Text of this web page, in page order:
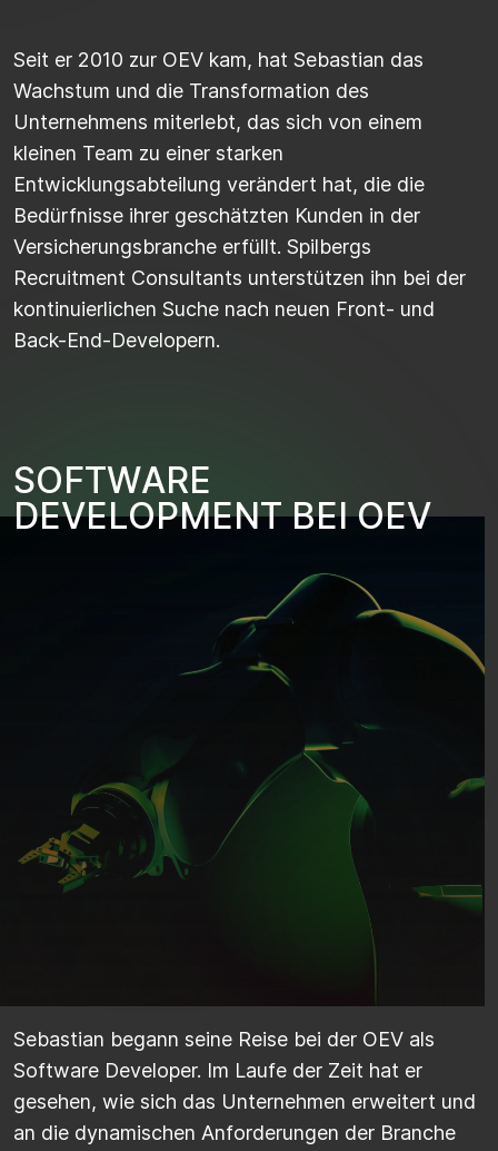
Seit er 2010 zur OEV kam, hat Sebastian das
Wachstum und die Transformation des
Unternehmens miterlebt, das sich von einem
kleinen Team zu einer starken
Entwicklungsabteilung verändert hat, die die
Bedürfnisse ihrer geschätzten Kunden in der
Versicherungsbranche erfüllt. Spilbergs
Recruitment Consultants unterstützen ihn bei der
kontinuierlichen Suche nach neuen Front- und
Back-End-Developern.
SOFTWARE
DEVELOPMENT BEI OEV
Sebastian begann seine Reise bei der OEV als
Software Developer. Im Laufe der Zeit hat er
gesehen, wie sich das Unternehmen erweitert und
an die dynamischen Anforderungen der Branche